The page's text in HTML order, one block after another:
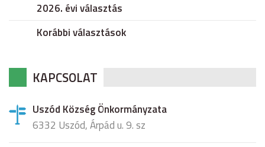
2026. évi választás
Korábbi választások
KAPCSOLAT
Uszód Község Önkormányzata
6332 Uszód, Árpád u. 9. sz